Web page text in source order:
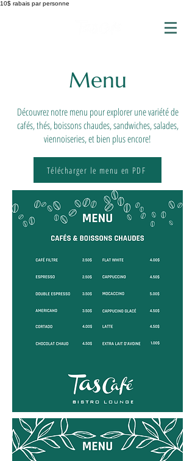
10$ rabais par personne
Menu
Découvrez notre menu pour explorer une variété de
cafés, thés, boissons chaudes, sandwiches, salades,
viennoiseries, et bien plus encore!
Télécharger le menu en PDF